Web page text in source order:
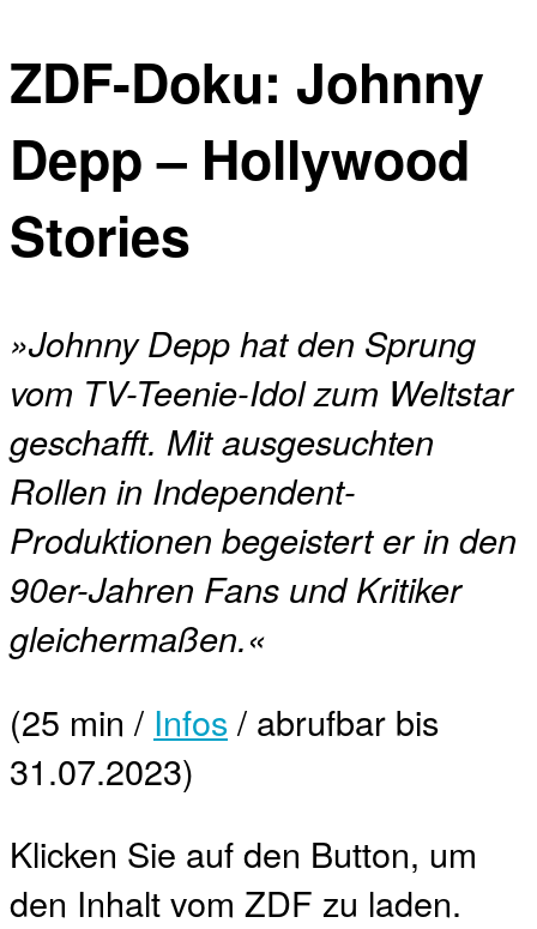
ZDF-Doku: Johnny
Depp – Hollywood
Stories
»Johnny Depp hat den Sprung
vom TV-Teenie-Idol zum Weltstar
geschafft. Mit ausgesuchten
Rollen in Independent-
Produktionen begeistert er in den
90er-Jahren Fans und Kritiker
gleichermaßen.«
(25 min / Infos/ abrufbar bis
31.07.2023)
Klicken Sie auf den Button, um
den Inhalt vom ZDF zu laden.